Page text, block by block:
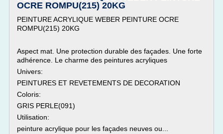
OCRE ROMPU(215) 20KG
PEINTURE ACRYLIQUE WEBER PEINTURE OCRE
ROMPU(215) 20KG
Aspect mat. Une protection durable des façades. Une forte
adhérence. Le charme des peintures acryliques
Univers:
PEINTURES ET REVETEMENTS DE DECORATION
Coloris:
GRIS PERLE(091)
Utilisation:
peinture acrylique pour les façades neuves ou...